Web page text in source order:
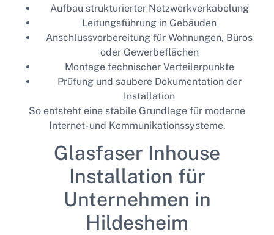
Aufbau strukturierter Netzwerkverkabelung
Leitungsführung in Gebäuden
Anschlussvorbereitung für Wohnungen, Büros
oder Gewerbeflächen
Montage technischer Verteilerpunkte
Prüfung und saubere Dokumentation der
Installation
So entsteht eine stabile Grundlage für moderne
Internet- und Kommunikationssysteme.
Glasfaser Inhouse
Installation für
Unternehmen in
Hildesheim